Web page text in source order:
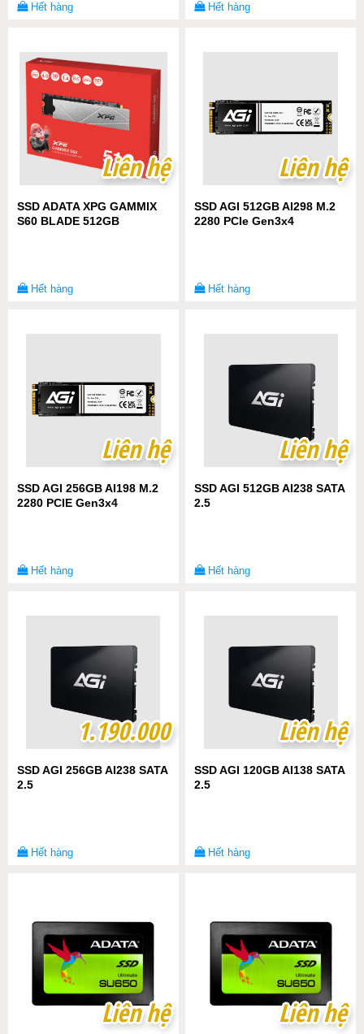
Hết hàng Hết hàng
Liên hệ
Liên hệ
SSD ADATA XPG GAMMIX
S60 BLADE 512GB
Hết hàng
Liên hệ
Liên hệ
SSD AGI 512GB AI298 M.2
2280 PCIe Gen3x4
Hết hàng
Liên hệ
Liên hệ
SSD AGI 256GB AI198 M.2
2280 PCIE Gen3x4
Hết hàng
Liên hệ
Liên hệ
SSD AGI 512GB AI238 SATA
2.5
Hết hàng
1.190.000
1.190.000
SSD AGI 256GB AI238 SATA
2.5
Hết hàng
Liên hệ
Liên hệ
SSD AGI 120GB AI138 SATA
2.5
Hết hàng
Liên hệ
Liên hệ Liên hệ
Liên hệ